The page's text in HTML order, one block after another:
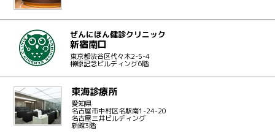
ぜんにほん健診クリニック
新宿南口
東京都渋谷区代々木2-5-4
榊原記念ビルディング6階
東海診療所
愛知県
名古屋市中村区名駅南1-24-20
名古屋三井ビルディング
新館3階